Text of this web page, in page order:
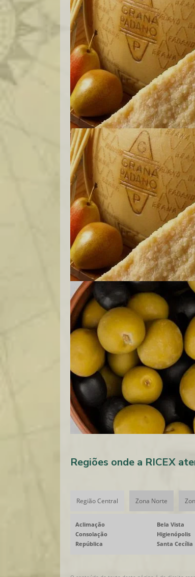
Regiões onde a RICEX
Região Central Zona Norte
Aclimação Bela Vista
Consolação
Higienópolis
República
Santa Cecília